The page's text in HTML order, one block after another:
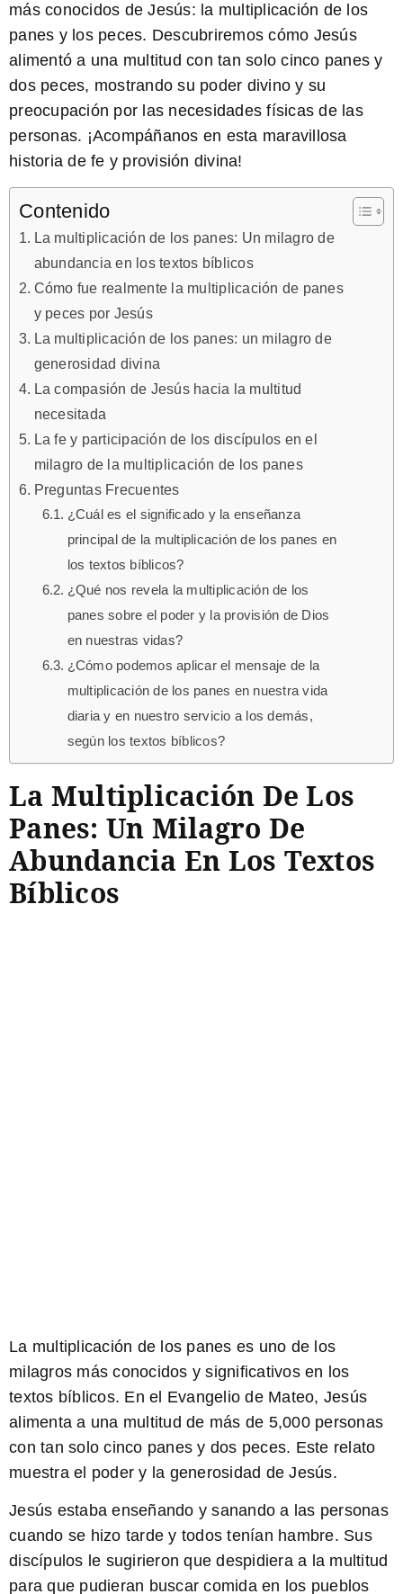
más conocidos de Jesús: la multiplicación de los
panes y los peces. Descubriremos cómo Jesús
alimentó a una multitud con tan solo cinco panes y
dos peces, mostrando su poder divino y su
preocupación por las necesidades físicas de las
personas. ¡Acompáñanos en esta maravillosa
historia de fe y provisión divina!
Contenido
La multiplicación de los panes: Un milagro de
abundancia en los textos bíblicos
Cómo fue realmente la multiplicación de panes
y peces por Jesús
La multiplicación de los panes: un milagro de
generosidad divina
La compasión de Jesús hacia la multitud
necesitada
La fe y participación de los discípulos en el
milagro de la multiplicación de los panes
Preguntas Frecuentes
¿Cuál es el significado y la enseñanza
principal de la multiplicación de los panes en
los textos bíblicos?
¿Qué nos revela la multiplicación de los
panes sobre el poder y la provisión de Dios
en nuestras vidas?
¿Cómo podemos aplicar el mensaje de la
multiplicación de los panes en nuestra vida
diaria y en nuestro servicio a los demás,
según los textos bíblicos?
La Multiplicación De Los
Panes: Un Milagro De
Abundancia En Los Textos
Bíblicos
La multiplicación de los panes es uno de los
milagros más conocidos y significativos en los
textos bíblicos. En el Evangelio de Mateo, Jesús
alimenta a una multitud de más de 5,000 personas
con tan solo cinco panes y dos peces. Este relato
muestra el poder y la generosidad de Jesús.
Jesús estaba enseñando y sanando a las personas
cuando se hizo tarde y todos tenían hambre. Sus
discípulos le sugirieron que despidiera a la multitud
para que pudieran buscar comida en los pueblos